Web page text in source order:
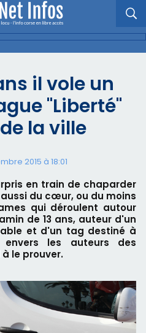
il vole un
"Liberté"
la ville
2015 à 18:01
en train de chaparder
du cœur, ou du moins
qui déroulent autour
de 13 ans, auteur d'un
et d'un tag destiné à
les auteurs des
le prouver.